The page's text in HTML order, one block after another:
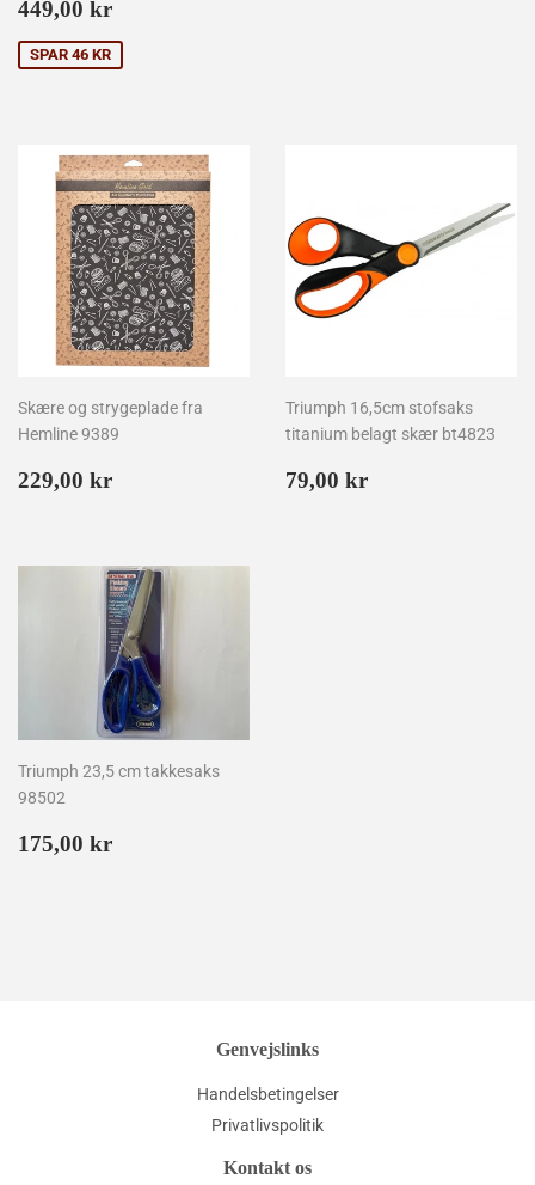
Udsalgspris
449,00 kr
kr
SPAR 46 KR
Skære og strygeplade fra
Hemline 9389
Normalpris
229,00 kr
Triumph 16,5cm stofsaks
titanium belagt skær bt4823
Normalpris
79,00 kr
Triumph 23,5 cm takkesaks
98502
Normalpris
175,00 kr
Genvejslinks
Handelsbetingelser
Privatlivspolitik
Kontakt os